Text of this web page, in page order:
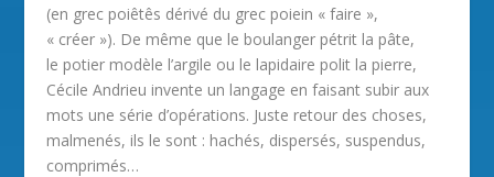
(en grec poiêtês dérivé du grec poiein « faire »,
« créer »). De même que le boulanger pétrit la pâte,
le potier modèle l’argile ou le lapidaire polit la pierre,
Cécile Andrieu invente un langage en faisant subir aux
mots une série d’opérations. Juste retour des choses,
malmenés, ils le sont : hachés, dispersés, suspendus,
comprimés…